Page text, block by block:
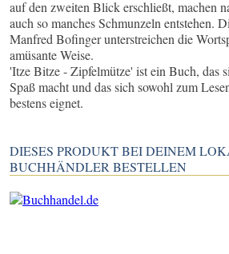
auf den zweiten Blick erschließt, machen
auch so manches Schmunzeln entstehen.
Manfred Bofinger unterstreichen die
amüsante Weise.
'Itze Bitze - Zipfelmütze' ist ein Buch, das
Spaß macht und das sich sowohl zum
bestens eignet.
DIESES PRODUKT BEI DEINEM
BUCHHÄNDLER BESTELLEN